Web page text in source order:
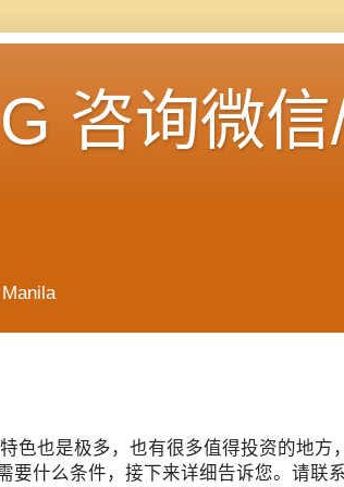
咨询微
色也是极多，也有很多值得投资的地方
什么条件，接下来详细告诉您。请联